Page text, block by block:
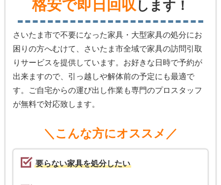
格安で即日回収します！
さいたま市で不要になった家具・大型家具の処分にお
困りの方へむけて、さいたま市全域で家具の訪問引取
りサービスを提供しています。お好きな日時で予約が
出来ますので、引っ越しや解体前の予定にも最適で
す。ご自宅からの運び出し作業も専門のプロスタッフ
が無料で対応致します。
＼こんな方にオススメ／
要らない家具を処分したい